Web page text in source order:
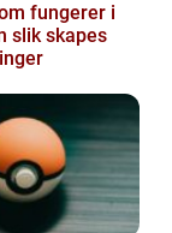
fungerer i